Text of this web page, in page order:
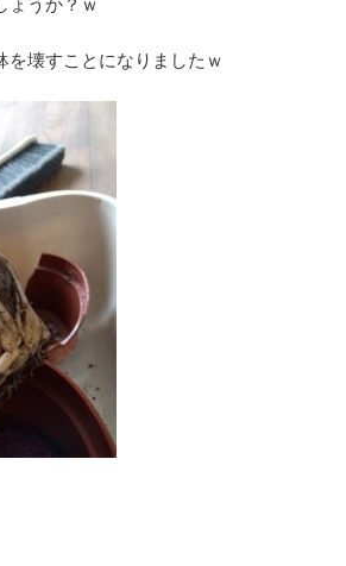
ょうか？ｗ
を壊すことになりましたｗ